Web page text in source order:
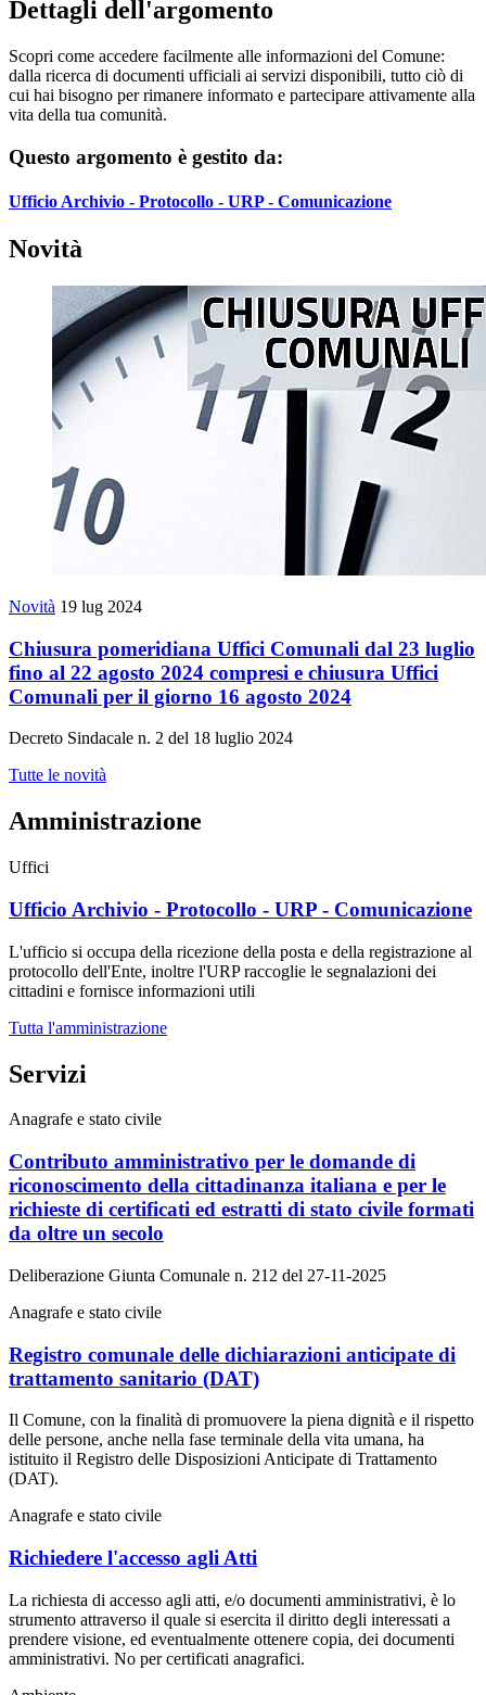
Dettagli dell'argomento
Scopri come accedere facilmente alle informazioni del Comune:
dalla ricerca di documenti ufficiali ai servizi disponibili, tutto ciò di
cui hai bisogno per rimanere informato e partecipare attivamente alla
vita della tua comunità.
Questo argomento è gestito da:
Ufficio Archivio - Protocollo - URP - Comunicazione
Novità
Novità 19 lug 2024
Chiusura pomeridiana Uffici Comunali dal 23 luglio
fino al 22 agosto 2024 compresi e chiusura Uffici
Comunali per il giorno 16 agosto 2024
Decreto Sindacale n. 2 del 18 luglio 2024
Tutte le novità
Amministrazione
Uffici
Ufficio Archivio - Protocollo - URP - Comunicazione
L'ufficio si occupa della ricezione della posta e della registrazione al
protocollo dell'Ente, inoltre l'URP raccoglie le segnalazioni dei
cittadini e fornisce informazioni utili
Tutta l'amministrazione
Servizi
Anagrafe e stato civile
Contributo amministrativo per le domande di
riconoscimento della cittadinanza italiana e per le
richieste di certificati ed estratti di stato civile formati
da oltre un secolo
Deliberazione Giunta Comunale n. 212 del 27-11-2025
Anagrafe e stato civile
Registro comunale delle dichiarazioni anticipate di
trattamento sanitario (DAT)
Il Comune, con la finalità di promuovere la piena dignità e il rispetto
delle persone, anche nella fase terminale della vita umana, ha
istituito il Registro delle Disposizioni Anticipate di Trattamento
(DAT).
Anagrafe e stato civile
Richiedere l'accesso agli Atti
La richiesta di accesso agli atti, e/o documenti amministrativi, è lo
strumento attraverso il quale si esercita il diritto degli interessati a
prendere visione, ed eventualmente ottenere copia, dei documenti
amministrativi. No per certificati anagrafici.